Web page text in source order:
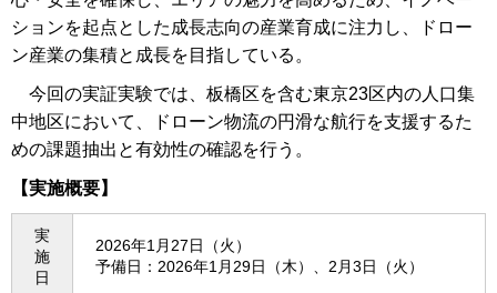
ションを起点とした成長志向の産業育成に注力し、ドロー
ン産業の集積と成長を目指している。
今回の実証実験では、板橋区を含む東京23区内の人口集
中地区において、ドローン物流の円滑な航行を支援するた
めの課題抽出と有効性の確認を行う。
【実施概要】
実
施
日
2026年1月27日（火）
予備日：2026年1月29日（木）、2月3日（火）